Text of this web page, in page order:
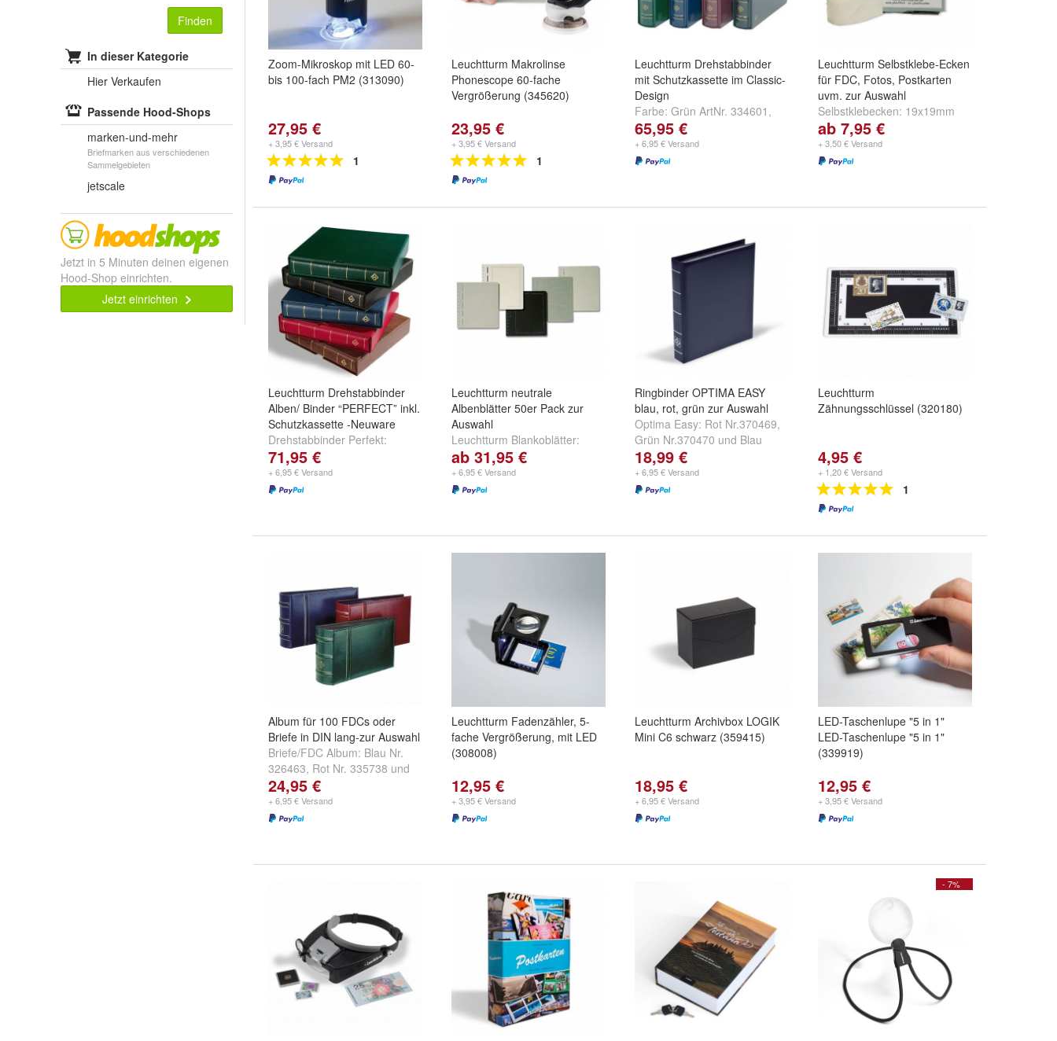
Finden
In dieser Kategorie
Hier Verkaufen
Passende Hood-Shops
marken-und-mehr
Briefmarken aus verschiedenen
Sammelgebieten
jetscale
Jetzt in 5 Minuten deinen eigenen
Hood-Shop einrichten.
Jetzt einrichten
Zoom-Mikroskop mit LED 60-
bis 100-fach PM2 (313090)
27,95 €
+ 3,95 € Versand
1
Leuchtturm Makrolinse
Phonescope 60-fache
Vergrößerung (345620)
23,95 €
+ 3,95 € Versand
1
Leuchtturm Drehstabbinder
mit Schutzkassette im Classic-
Design
Farbe: Grün ArtNr. 334601 ,
Blau ArtNr. 333520
ArtNr. 325489
65,95 €
+ 6,95 € Versand
Leuchtturm Selbstklebe-Ecken
für FDC, Fotos, Postkarten
uvm. zur Auswahl
Selbstklebecken: 19x19mm
250 Stuckund
Stück
ab 7,95 €
+ 3,50 € Versand
Leuchtturm Drehstabbinder
Alben/ Binder “PERFECT” inkl.
Schutzkassette -Neuware
Drehstabbinder Perfekt:
schwarz Nr. 313087
303418,Blau Nr. 333394
weitere ...
71,95 €
+ 6,95 € Versand
Leuchtturm neutrale
Albenblätter 50er Pack zur
Auswahl
Leuchtturm Blankoblätter:
334112 mit schwarzer
Randlinie,zartgraues Netz,
grauer Rand 304004
ab 31,95 €
+ 6,95 € Versand
Ringbinder OPTIMA EASY
blau, rot, grün zur Auswahl
Optima Easy: Rot Nr.370469,
Grün Nr.370470 und Blau
Nr.355226
18,99 €
+ 6,95 € Versand
Leuchtturm
Zähnungsschlüssel (320180)
4,95 €
+ 1,20 € Versand
1
Album für 100 FDCs oder
Briefe in DIN lang-zur Auswahl
Briefe/FDC Album: Blau Nr.
326463, Rot Nr. 335738 und
Grün Nr. 321219
24,95 €
+ 6,95 € Versand
Leuchtturm Fadenzähler, 5-
fache Vergrößerung, mit LED
(308008)
12,95 €
+ 3,95 € Versand
Leuchtturm Archivbox LOGIK
Mini C6 schwarz (359415)
18,95 €
+ 6,95 € Versand
LED-Taschenlupe "5 in 1"
LED-Taschenlupe "5 in 1"
(339919)
12,95 €
+ 3,95 € Versand
- 7%